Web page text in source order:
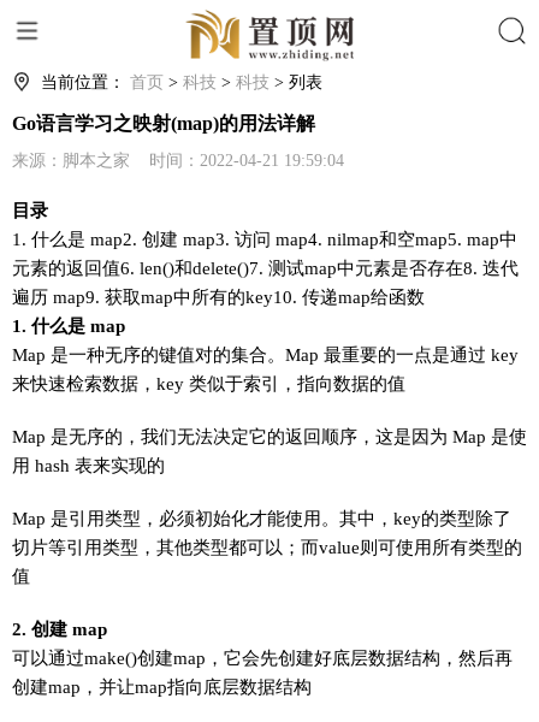
当前位置： 首页 > 科技 > 科技 > 列表
Go语言学习之映射(map)的用法详解
来源：脚本之家 时间：2022-04-21 19:59:04
目录
1. 什么是 map2. 创建 map3. 访问 map4. nilmap和空map5. map中
元素的返回值6. len()和delete()7. 测试map中元素是否存在8. 迭代
遍历 map9. 获取map中所有的key10. 传递map给函数
1. 什么是 map
Map 是一种无序的键值对的集合。Map 最重要的一点是通过 key
来快速检索数据，key 类似于索引，指向数据的值
Map 是无序的，我们无法决定它的返回顺序，这是因为 Map 是使
用 hash 表来实现的
Map 是引用类型，必须初始化才能使用。其中，key的类型除了
切片等引用类型，其他类型都可以；而value则可使用所有类型的
值
2. 创建 map
可以通过make()创建map，它会先创建好底层数据结构，然后再
创建map，并让map指向底层数据结构